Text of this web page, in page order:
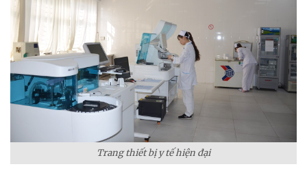
Trang thiết bị y tế hiện đại